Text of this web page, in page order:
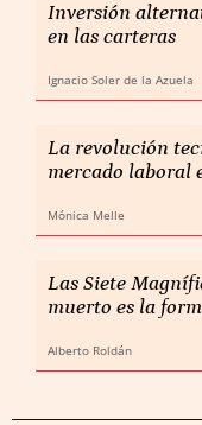
Inversión
en las carteras
Ignacio Soler de la Azuela
La revolución
mercado laboral
Mónica Melle
Las Siete
muerto es la
Alberto Roldán